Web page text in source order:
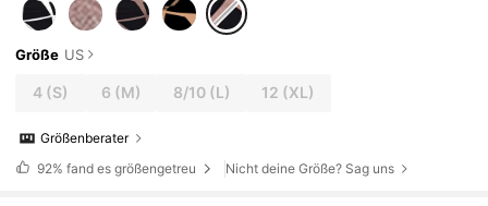
Größe US
4 (S) 6 (M) 8/10(L) 12 (XL)
Größenberater
92% fand es größengetreu Nicht deine Größe? Sag uns